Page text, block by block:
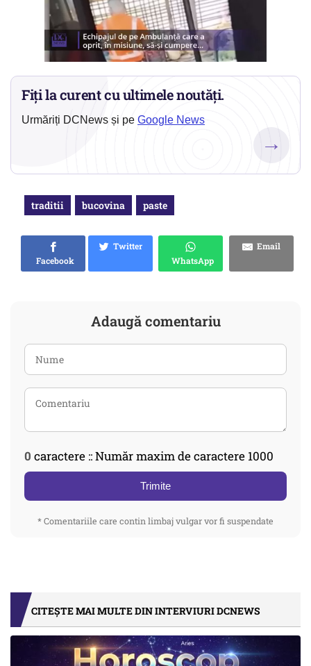
Fiți la curent cu ultimele noutăți.
Urmăriți DCNews și pe Google News
→
traditii bucovina paste
Facebook
Twitter
WhatsApp
Email
Adaugă comentariu
0 caractere :: Număr maxim de caractere 1000
Trimite
* Comentariile care contin limbaj vulgar vor fi suspendate
CITEȘTE MAI MULTE DIN INTERVIURI DCNEWS